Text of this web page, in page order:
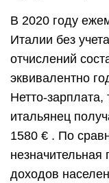
В 2020 году
Италии без
отчислений
эквивалентно
Нетто-
итальянец
1580 € . По
доходов